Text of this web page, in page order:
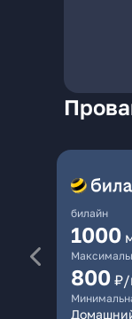
билайн
1000
800 ₽/